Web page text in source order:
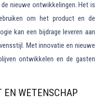
nieuwe ontwikkelingen. Het is
om het product en de
kan een bijdrage leveren aan
Met innovatie en nieuwe
ontwikkelen en de gasten
EN WETENSCHAP